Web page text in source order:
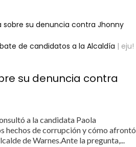
su denuncia contra Jhonny
de candidatos a la Alcaldía | eju!
su denuncia contra
a la candidata Paola
hechos de corrupción y cómo afrontó
de Warnes.Ante la pregunta,...